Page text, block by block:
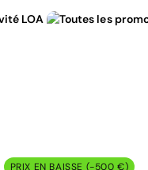
PRIX EN BAISSE (-500 €)